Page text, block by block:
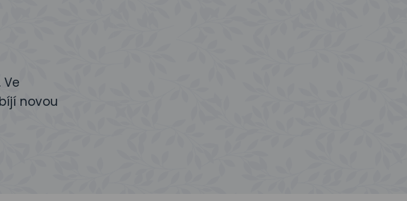
novou